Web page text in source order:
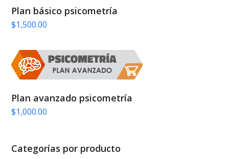
Plan básico psicometría
$1,500.00
Plan avanzado psicometría
$1,000.00
Categorías por producto